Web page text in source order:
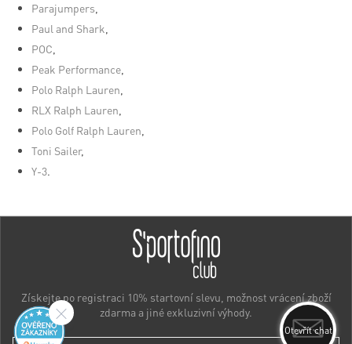
Parajumpers
Paul and Shark
POC
Peak Performance
Polo Ralph Lauren
RLX Ralph Lauren
Polo Golf Ralph Lauren
Toni Sailer,
Y-3.
Získejte po registraci 10% startovní slevu, možnost vrácení zboží
zdarma a jiné exkluzivní výhody.
Otevřít chat